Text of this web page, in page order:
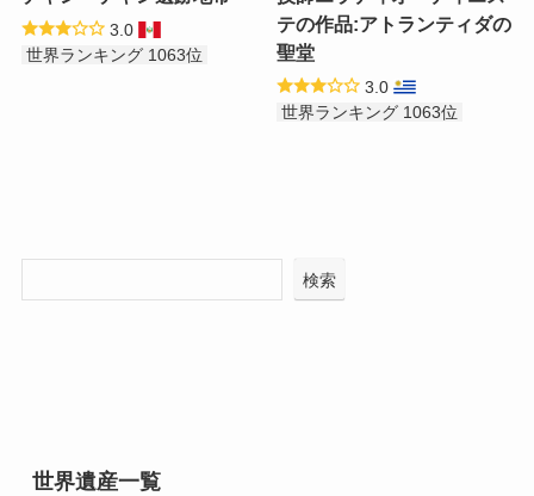
3.0
世界ランキング 1063位
テの作品:アトランティダの
聖堂
3.0
世界ランキング 1063位
検索
世界遺産一覧